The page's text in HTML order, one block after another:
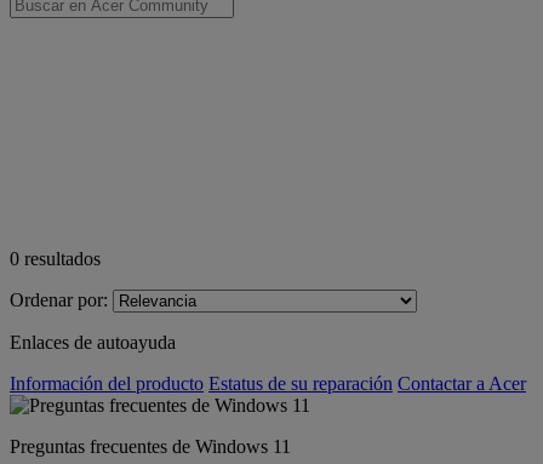
0 resultados
Ordenar por:
Enlaces de autoayuda
Información del producto Estatus de su reparación Contactar a Acer
Preguntas frecuentes de Windows 11